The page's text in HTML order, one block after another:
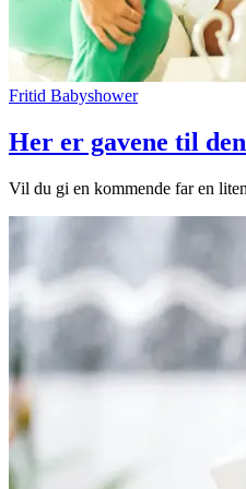
Fritid Babyshower
Her er gavene til
Vil du gi en kommende far en